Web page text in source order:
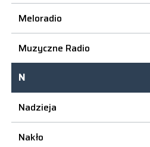
Meloradio
Muzyczne Radio
N
Nadzieja
Nakło